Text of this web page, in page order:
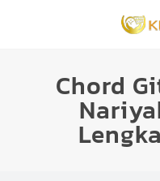
Chord